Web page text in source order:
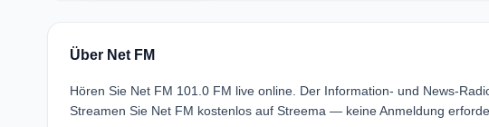
Über Net FM
Hören Sie Net FM 101.0 FM live online. Der Information- und News-
Streamen Sie Net FM kostenlos auf Streema — keine Anmeldung